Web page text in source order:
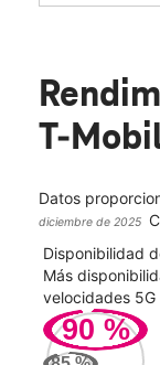
T-
Datos
diciembre de 2025
Disponibilidad
Más
velocidades
90 %